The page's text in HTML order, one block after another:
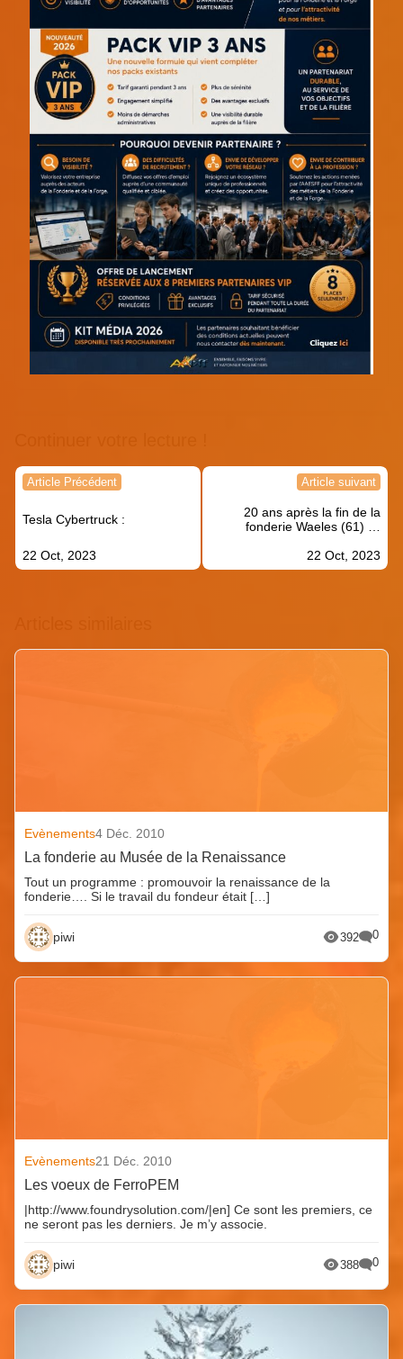
Navigation
l’article
Article Précédent
Tesla Cybertruck :
22 Oct, 2023
Article suivant
20 ans après la fin de la
fonderie Waeles (61) …
22 Oct, 2023
Evènements4 Déc. 2010
La fonderie au Musée de la Renaissance
Tout un programme : promouvoir la renaissance de la
fonderie…. Si le travail du fondeur était […]
piwi 392 0
Evènements21 Déc. 2010
Les voeux de FerroPEM
|http://www.foundrysolution.com/|en] Ce sont les premiers, ce
ne seront pas les derniers. Je m’y associe.
piwi 388 0